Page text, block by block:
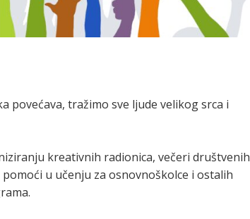
povećava, tražimo sve ljude velikog srca i
kreativnih radionica, večeri društvenih
u učenju za osnovnoškolce i ostalih